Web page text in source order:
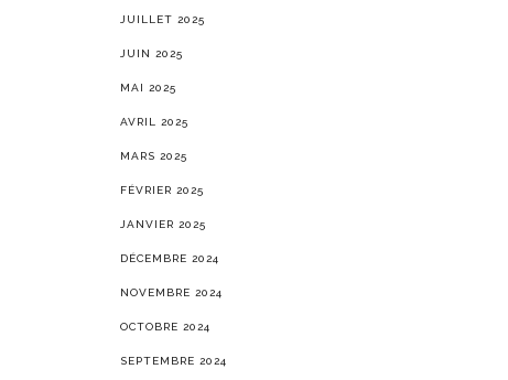
JUILLET 2025
JUIN 2025
MAI 2025
AVRIL 2025
MARS 2025
FÉVRIER 2025
JANVIER 2025
DÉCEMBRE 2024
NOVEMBRE 2024
OCTOBRE 2024
SEPTEMBRE 2024